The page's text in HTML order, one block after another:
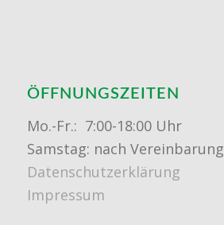
ÖFFNUNGSZEITEN
Mo.-Fr.: 7:00-18:00 Uhr
Samstag: nach Vereinbarung
Datenschutzerklärung
Impressum